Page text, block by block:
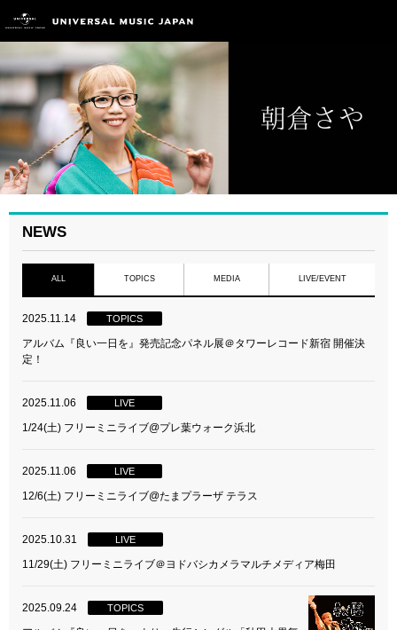
NEWS
ALL TOPICS MEDIA LIVE/EVENT
2025.11.14 TOPICS
アルバム『良い一日を』発売記念パネル展＠タワーレコード新宿 開催決
定！
2025.11.06 LIVE
1/24(土) フリーミニライブ@プレ葉ウォーク浜北
2025.11.06 LIVE
12/6(土) フリーミニライブ@たまプラーザ テラス
2025.10.31 LIVE
11/29(土) フリーミニライブ＠ヨドバシカメラマルチメディア梅田
2025.09.24 TOPICS